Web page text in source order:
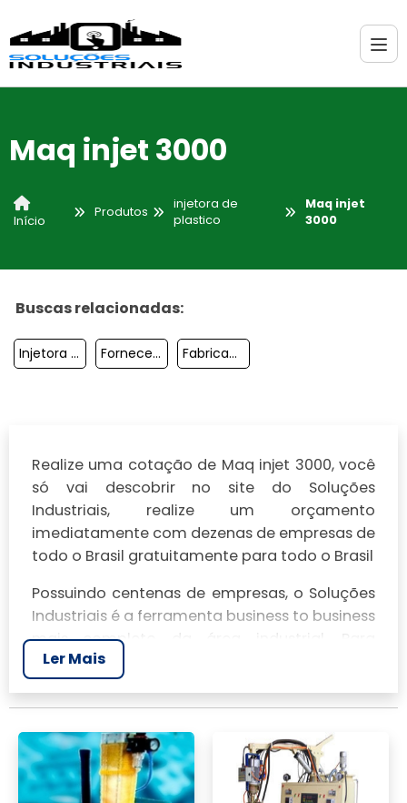
Maq injet 3000
Início
Produtos
injetora de
plastico
Maq injet
3000
Buscas relacionadas:
Injetora De Plástico Manual Maq Injet Fornecedor De Injetora De Plástico Fabricante De Injetora De Plástico Granulado
Realize uma cotação de Maq injet 3000, você
só vai descobrir no site do Soluções
Industriais, realize um orçamento
imediatamente com dezenas de empresas de
todo o Brasil gratuitamente para todo o Brasil
Possuindo centenas de empresas, o Soluções
Industriais é a ferramenta business to business
mais completo da área industrial. Para
realizar um orçamento de Maq injet 3000,
clique em um ou mais dos anuciantes a
seguir:
Ler Mais